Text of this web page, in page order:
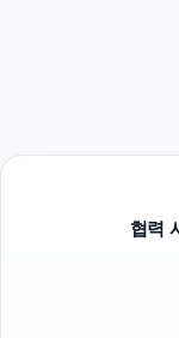
협력